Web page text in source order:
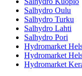
Salhydro Oulu
Salhydro Turku
Salhydro Lahti
Salhydro Pori
Hydromarket
Hydromarket
Hydromarket